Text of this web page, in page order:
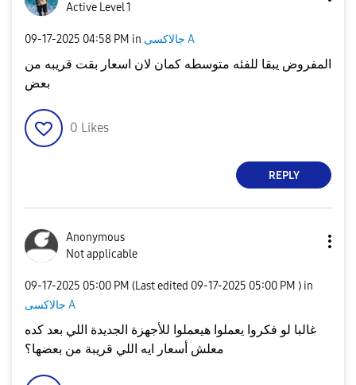
Active Level 1
‎09-17-2025 04:58 PM in جالاكسى A
المفروض يبقا للفئه متوسطه كمان لان اسعار بقت قريبه من
بعض
0 Likes
REPLY
Anonymous
Not applicable
‎09-17-2025 05:00 PM (Last edited ‎09-17-2025 05:00 PM ) in
جالاكسى A
غالبا لو فكروا يعملوا هيعملوا للأجهزة الجديدة اللي بعد كده
معلش أسعار ايه اللي قريبة من بعضها؟